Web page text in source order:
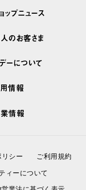
ップニュース
のお客さま
ーについて
情報
情報
シー
ご利用規約
ィーについて